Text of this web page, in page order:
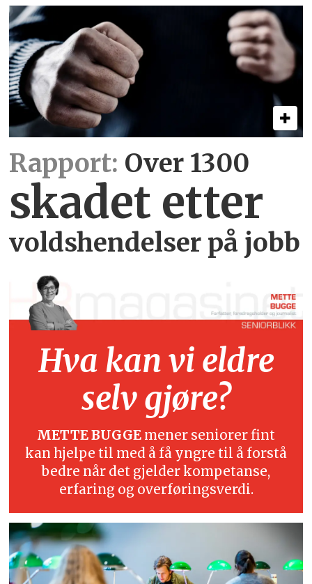
Rapport: Over 1300
skadet etter
voldshendelser på jobb
Hva kan vi eldre
selv gjøre?
METTE BUGGE mener seniorer fint
kan hjelpe til med å få yngre til å forstå
bedre når det gjelder kompetanse,
erfaring og overføringsverdi.